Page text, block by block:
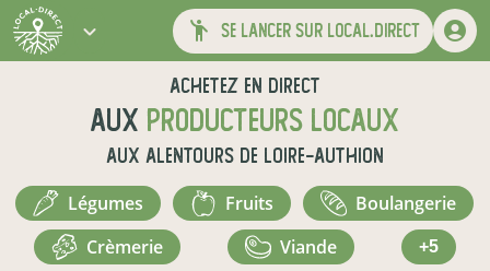
se lancer sur local.direct
Achetez en direct
aux producteurs locaux
aux alentours de Loire-Authion
légumes fruits
boulangerie
crèmerie
viande +5